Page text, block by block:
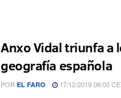
Anxo Vidal triunfa a
geografía española
POR EL FARO 17/12/2019 06:00